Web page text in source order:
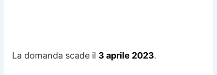
La domanda scade il 3 aprile 2023.